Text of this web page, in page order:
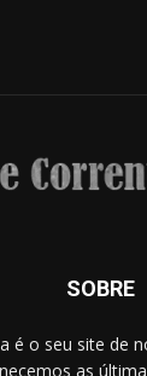
SOBRE
é o seu site de
as